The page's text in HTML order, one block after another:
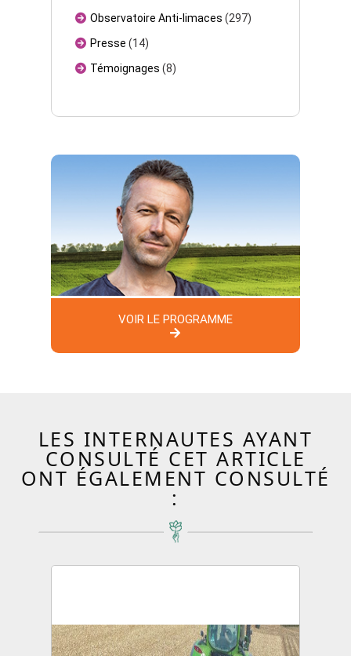
Observatoire Anti-limaces (297)
Presse (14)
Témoignages (8)
VOIR LE PROGRAMME
LES INTERNAUTES AYANT
CONSULTÉ CET ARTICLE
ONT ÉGALEMENT CONSULTÉ
: